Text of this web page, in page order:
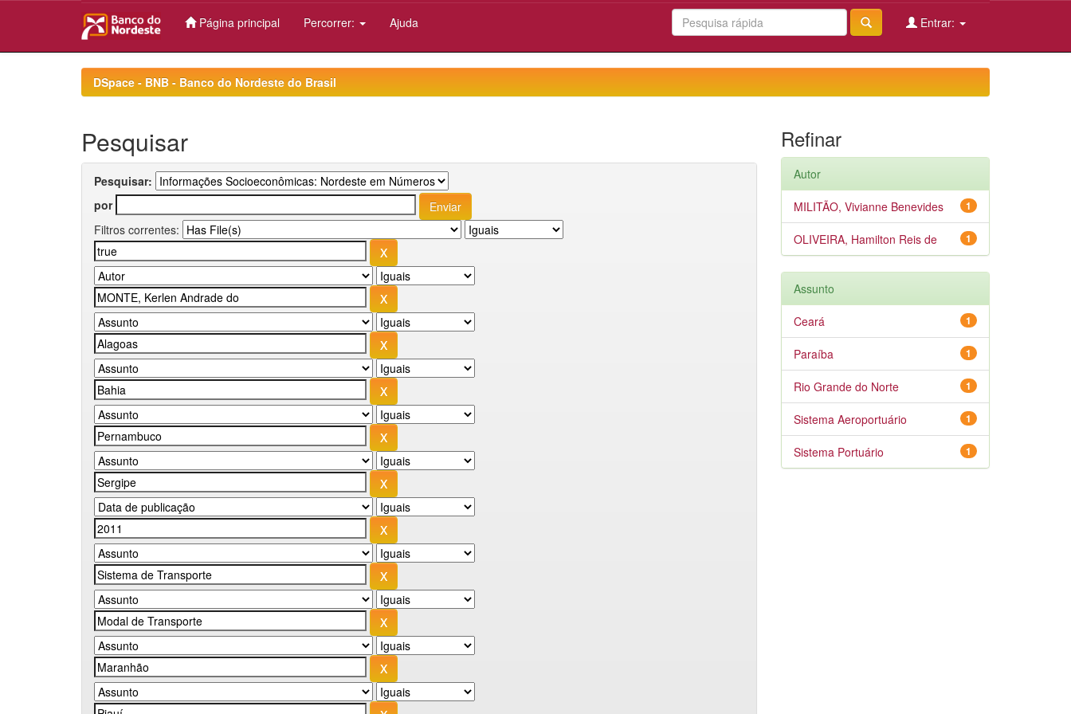
Página principal Percorrer: Ajuda Entrar:
DSpace - BNB - Banco do Nordeste do Brasil
Pesquisar
Pesquisar:
por
Filtros correntes:
Refinar
Autor
1
MILITÃO, Vivianne Benevides
1
OLIVEIRA, Hamilton Reis de
Assunto
1
Ceará
1
Paraíba
1
Rio Grande do Norte
1
Sistema Aeroportuário
1
Sistema Portuário